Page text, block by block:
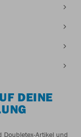
DEINE
Doubletex-Artikel und